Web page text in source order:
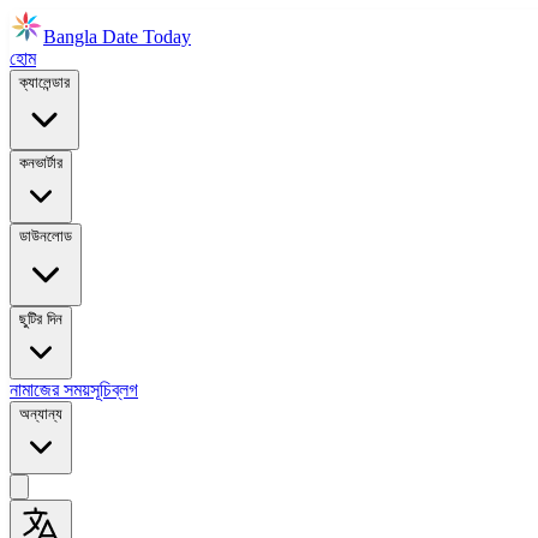
Bangla Date Today
হোম
ক্যালেন্ডার
কনভার্টার
ডাউনলোড
ছুটির দিন
নামাজের সময়সূচিব্লগ
অন্যান্য